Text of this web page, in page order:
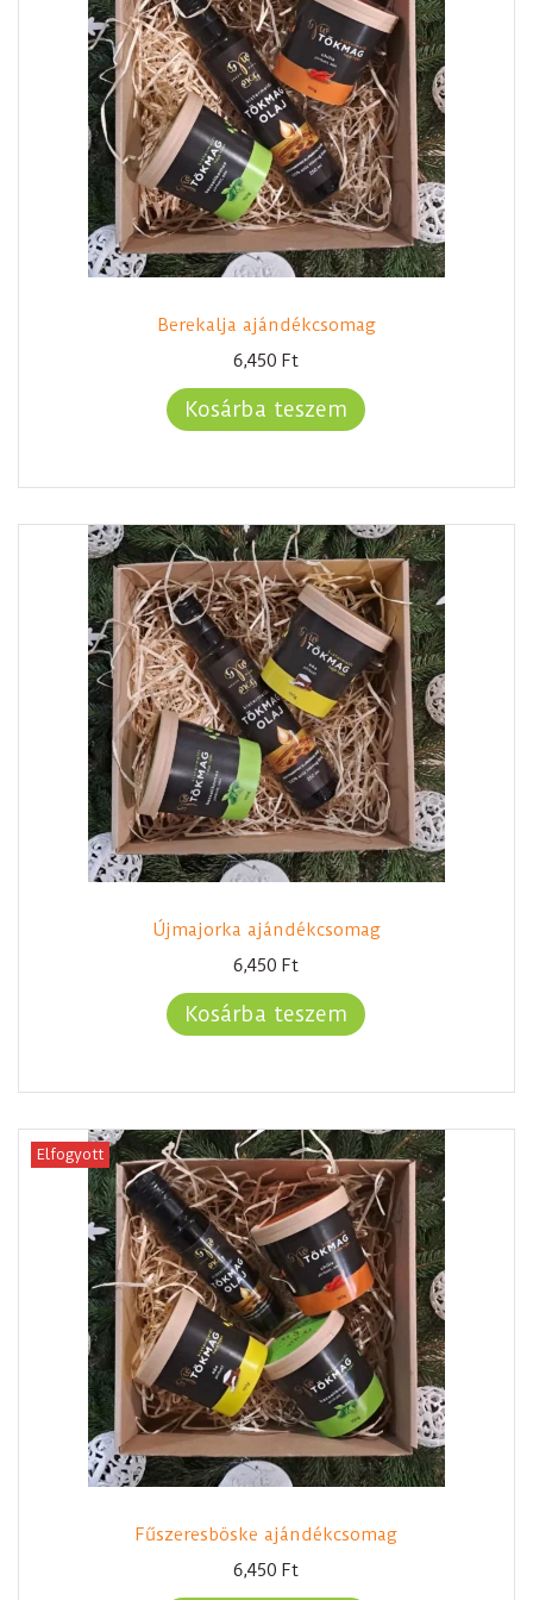
Berekalja ajándékcsomag
6,450 Ft
Kosárba teszem
Újmajorka ajándékcsomag
6,450 Ft
Kosárba teszem
Elfogyott
Fűszeresböske ajándékcsomag
6,450 Ft